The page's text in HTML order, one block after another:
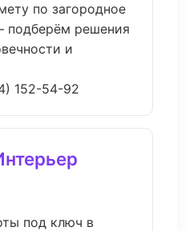
по загородное
подберём решения
и
152-54-92
под ключ в